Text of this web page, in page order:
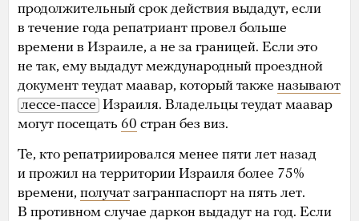
продолжительный срок действия выдадут, если
в течение года репатриант провел больше
времени в Израиле, а не за границей. Если это
не так, ему выдадут международный проездной
документ теудат маавар, который также называют
лессе-пассе Израиля. Владельцы теудат маавар
могут посещать 60 стран без виз.
Те, кто репатриировался менее пяти лет назад
и прожил на территории Израиля более 75%
времени, получат загранпаспорт на пять лет.
В противном случае даркон выдадут на год. Если